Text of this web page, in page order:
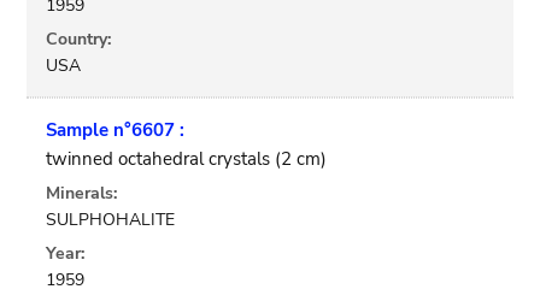
1959
Country:
USA
Sample n°6607 :
twinned octahedral crystals (2 cm)
Minerals:
SULPHOHALITE
Year:
1959